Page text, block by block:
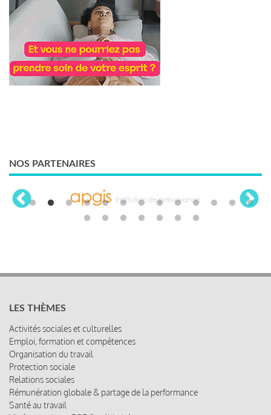
NOS PARTENAIRES
LES THÈMES
Activités sociales et culturelles
Emploi, formation et compétences
Organisation du travail
Protection sociale
Relations sociales
Rémunération globale & partage de la performance
Santé au travail